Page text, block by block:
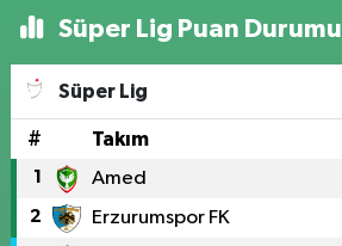
Süper Lig Puan Durumu
Süper Lig
# Takım
1 Amed
2 Erzurumspor FK